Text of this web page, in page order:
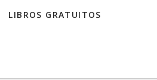
LIBROS GRATUITOS